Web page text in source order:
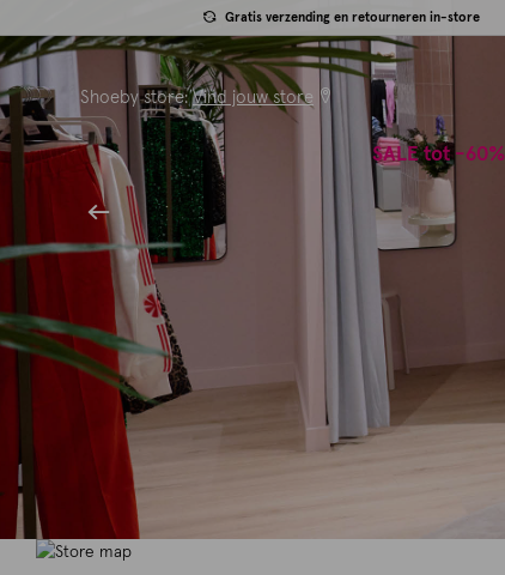
Gratis verzending en retourneren in-store
Shoeby store:Vind jouw store
SALE tot -60%